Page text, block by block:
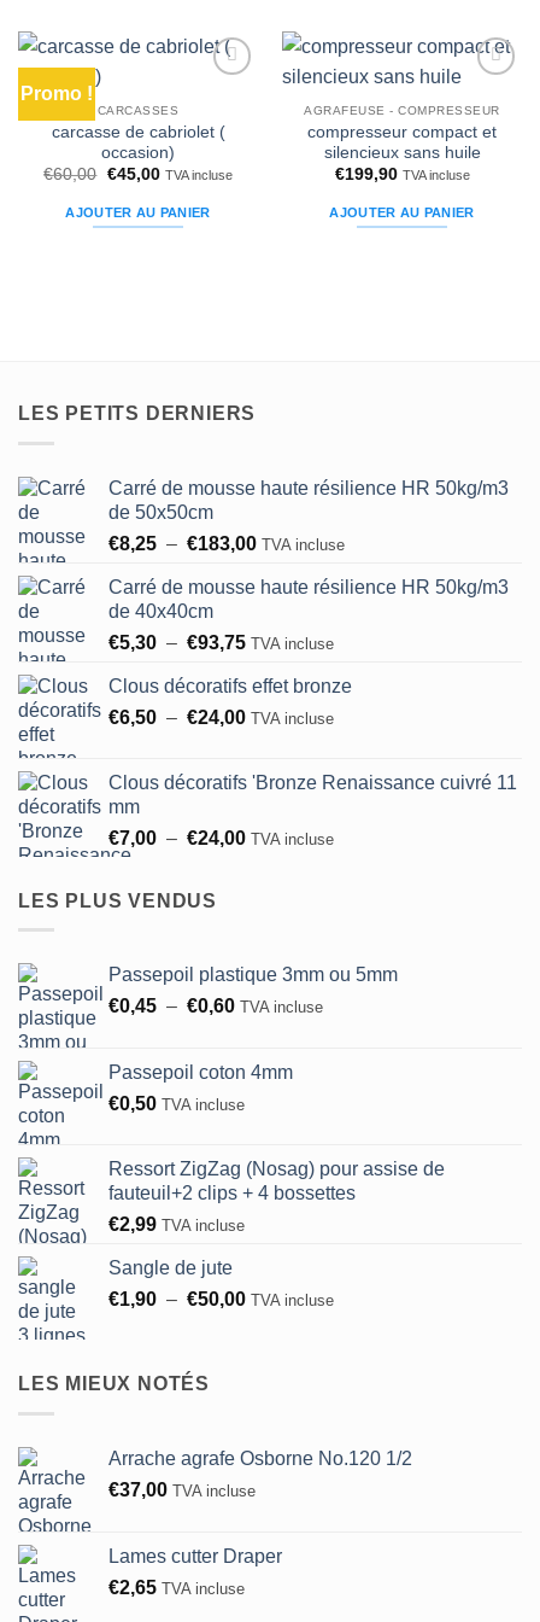
être
la
page
du
Promo !
d’envies
CARCASSES
carcasse de cabriolet (
occasion)
€60,00 Le
initial
était :
€45,00Le
actuel
est :
TVA incluse
AJOUTER AU PANIER
à la liste
d’envies
AGRAFEUSE - COMPRESSEUR
compresseur compact et
silencieux sans huile
€199,90 TVA incluse
AJOUTER AU PANIER
LES PETITS DERNIERS
Carré de mousse haute résilience HR 50kg/m3
de 50x50cm
€8,25 – €183,00Plage
prix :
à
TVA incluse
Carré de mousse haute résilience HR 50kg/m3
de 40x40cm
€5,30 – €93,75Plage
prix :
€5,30
TVA incluse
Clous décoratifs effet bronze
€6,50 – €24,00Plage
€6,50
€24,00
TVA incluse
Clous décoratifs 'Bronze Renaissance cuivré 11
mm
€7,00 – €24,00Plage
€24,00
TVA incluse
LES PLUS VENDUS
Passepoil plastique 3mm ou 5mm
€0,45 – €0,60Plage
€0,45
à
TVA incluse
Passepoil coton 4mm
€0,50 TVA incluse
Ressort ZigZag (Nosag) pour assise de
fauteuil+2 clips + 4 bossettes
€2,99 TVA incluse
Sangle de jute
€1,90 – €50,00Plage
TVA incluse
LES MIEUX NOTÉS
Arrache agrafe Osborne No.120 1/2
€37,00 TVA incluse
Lames cutter Draper
€2,65 TVA incluse